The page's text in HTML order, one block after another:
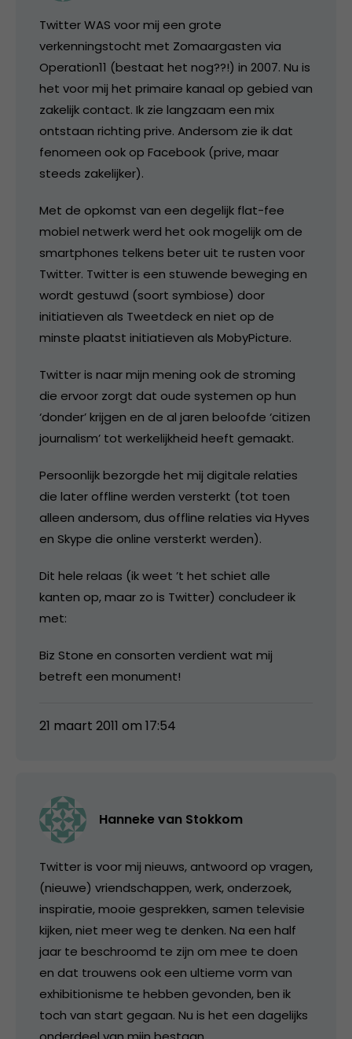
Twitter WAS voor mij een grote
verkenningstocht met Zomaargasten via
Operation11 (bestaat het nog??!) in 2007. Nu is
het voor mij het primaire kanaal op gebied van
zakelijk contact. Ik zie langzaam een mix
ontstaan richting prive. Andersom zie ik dat
fenomeen ook op Facebook (prive, maar
steeds zakelijker).
Met de opkomst van een degelijk flat-fee
mobiel netwerk werd het ook mogelijk om de
smartphones telkens beter uit te rusten voor
Twitter. Twitter is een stuwende beweging en
wordt gestuwd (soort symbiose) door
initiatieven als Tweetdeck en niet op de
minste plaatst initiatieven als MobyPicture.
Twitter is naar mijn mening ook de stroming
die ervoor zorgt dat oude systemen op hun
‘donder’ krijgen en de al jaren beloofde ‘citizen
journalism’ tot werkelijkheid heeft gemaakt.
Persoonlijk bezorgde het mij digitale relaties
die later offline werden versterkt (tot toen
alleen andersom, dus offline relaties via Hyves
en Skype die online versterkt werden).
Dit hele relaas (ik weet ’t het schiet alle
kanten op, maar zo is Twitter) concludeer ik
met:
Biz Stone en consorten verdient wat mij
betreft een monument!
21 maart 2011 om 17:54
Hanneke van Stokkom
Twitter is voor mij nieuws, antwoord op vragen,
(nieuwe) vriendschappen, werk, onderzoek,
inspiratie, mooie gesprekken, samen televisie
kijken, niet meer weg te denken. Na een half
jaar te beschroomd te zijn om mee te doen
en dat trouwens ook een ultieme vorm van
exhibitionisme te hebben gevonden, ben ik
toch van start gegaan. Nu is het een dagelijks